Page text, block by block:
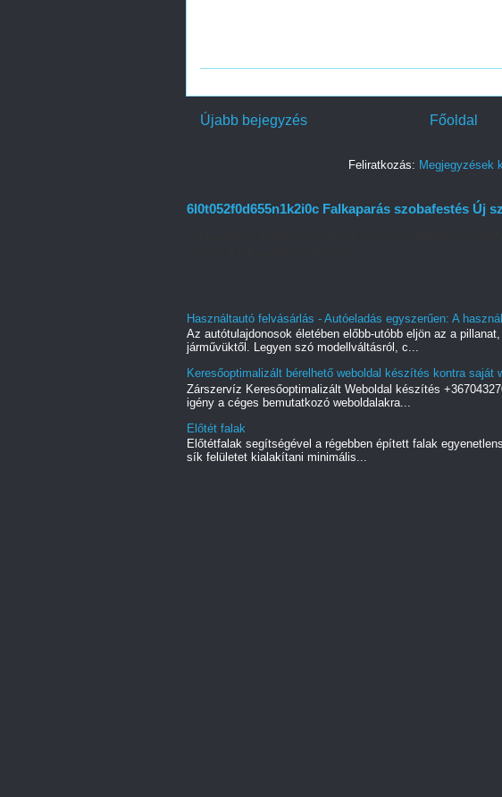
Újabb bejegyzés Főoldal
Feliratkozás: Megjegyzések
6l0t052f0d655n1k2i0c Falkaparás szobafestés Új
Használtautó felvásárlás - Autóeladás egyszerűen: A
Az autótulajdonosok életében előbb-utóbb eljön az a
járművüktől. Legyen szó modellváltásról, c...
Keresőoptimalizált bérelhető weboldal készítés kontra saját
Zárszervíz Keresőoptimalizált Weboldal készítés
igény a céges bemutatkozó weboldalakra...
Előtét falak
Előtétfalak segítségével a régebben épített falak
sík felületet kialakítani minimális...